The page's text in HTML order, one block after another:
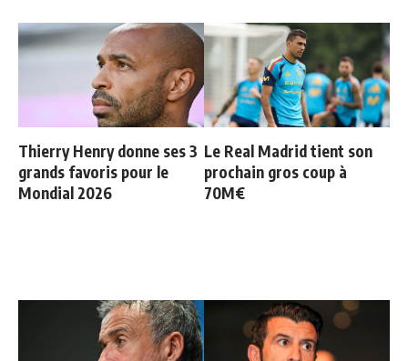
Thierry Henry donne ses 3
grands favoris pour le
Mondial 2026
Le Real Madrid tient son
prochain gros coup à
70M€